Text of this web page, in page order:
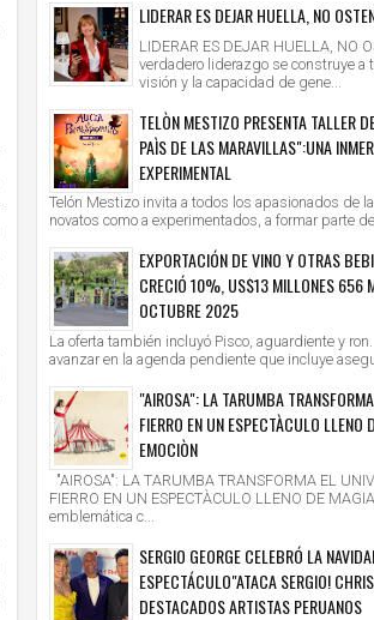
LIDERAR ES DEJAR HUELLA, NO
LIDERAR ES DEJAR HUELLA, NO
verdadero liderazgo se construye a
visión y la capacidad de gene...
TELÒN MESTIZO PRESENTA TALLER
PAÌS DE LAS MARAVILLAS":UNA
EXPERIMENTAL
Telón Mestizo invita a todos los apasionados de
novatos como a experimentados, a formar parte
EXPORTACIÓN DE VINO Y OTRAS
CRECIÓ 10%, US$13 MILLONES 656
OCTUBRE 2025
La oferta también incluyó Pisco, aguardiente y
avanzar en la agenda pendiente que incluye
"AIROSA": LA TARUMBA
FIERRO EN UN ESPECTÀCULO
EMOCIÒN
"AIROSA": LA TARUMBA TRANSFORMA EL
FIERRO EN UN ESPECTÀCULO LLENO DE
emblemática c...
SERGIO GEORGE CELEBRÓ LA
ESPECTÁCULO"ATACA SERGIO!
DESTACADOS ARTISTAS PERUANOS